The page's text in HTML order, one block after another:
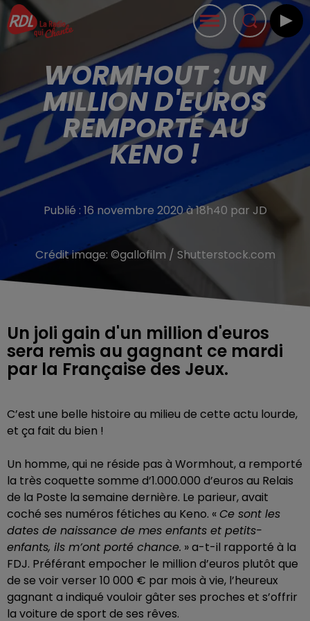
WORMHOUT : UN
MILLION D'EUROS
REMPORTÉ AU
KENO !
Publié : 16 novembre 2020 à 18h40 par JD
Crédit image: ©gallofilm / Shutterstock.com
Un joli gain d'un million d'euros
sera remis au gagnant ce mardi
par la Française des Jeux.
C’est une belle histoire au milieu de cette actu lourde,
et ça fait du bien !
Un homme, qui ne réside pas à Wormhout, a remporté
la très coquette somme d’1.000.000 d’euros au Relais
de la Poste la semaine dernière. Le parieur, avait
coché ses numéros fétiches au Keno. «Ce sont les
dates de naissance de mes enfants et petits-
enfants, ils m’ont porté chance. » a-t-il rapporté à la
FDJ. Préférant empocher le million d’euros plutôt que
de se voir verser 10 000 € par mois à vie, l’heureux
gagnant a indiqué vouloir gâter ses proches et s’offrir
la voiture de sport de ses rêves.